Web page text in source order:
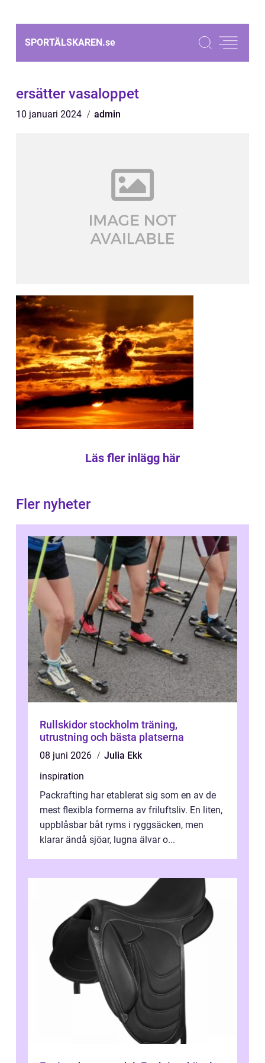
SPORTÄLSKAREN.se
ersätter vasaloppet
10 januari 2024 admin
Läs fler inlägg här
Fler nyheter
Rullskidor stockholm träning,
utrustning och bästa platserna
08 juni 2026
Julia Ekk
inspiration
Packrafting har etablerat sig som en av de
mest flexibla formerna av friluftsliv. En liten,
uppblåsbar båt ryms i ryggsäcken, men
klarar ändå sjöar, lugna älvar o...